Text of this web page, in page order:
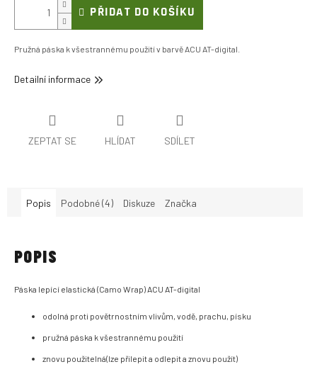
PŘIDAT DO KOŠÍKU
Pružná páska k všestrannému použití v barvě ACU AT-digital.
Detailní informace
ZEPTAT SE HLÍDAT SDÍLET
Popis Podobné (4) Diskuze Značka
POPIS
Páska lepící elastická (Camo Wrap) ACU AT-digital
odolná proti povětrnostním vlivům, vodě, prachu, písku
pružná páska k všestrannému použití
znovu použitelná(lze přilepit a odlepit a znovu použít)